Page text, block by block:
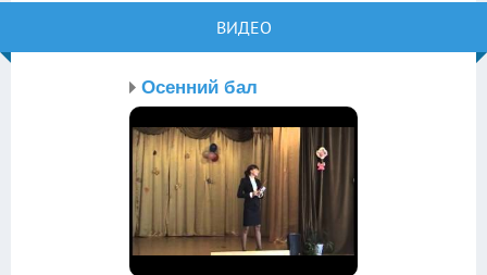
ВИДЕО
Осенний бал